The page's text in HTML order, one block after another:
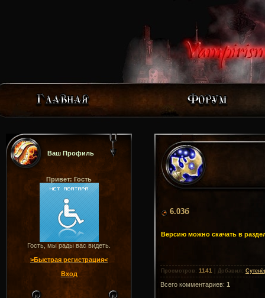
Ваш Профиль
Привет: Гость
Гость, мы рады вас видеть.
>Быстрая регистрация<
Вход
6.03б
Версию можно скачать в
Просмотров : 1141 Добавил :
Всего комментариев: 1